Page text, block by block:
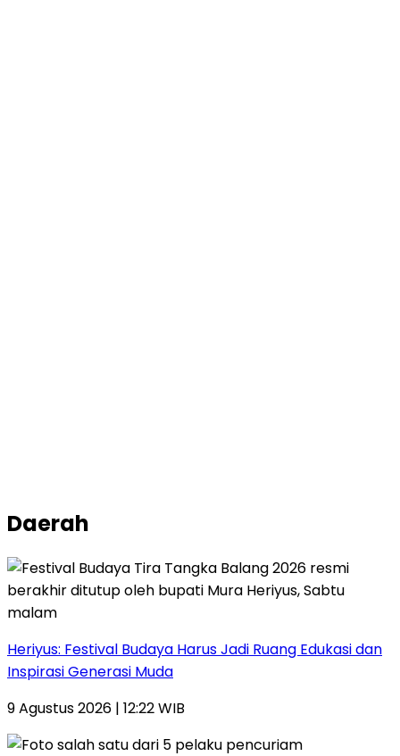
Daerah
Heriyus: Festival Budaya Harus Jadi Ruang Edukasi dan
Inspirasi Generasi Muda
9 Agustus 2026 | 12:22 WIB